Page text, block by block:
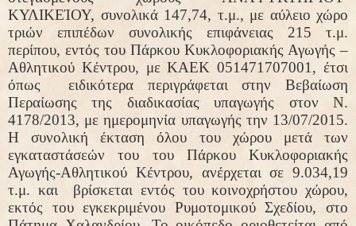
ΚΥΛΙΚΕΊΟΥ, συνολικά 147,74, τ.μ., με αύλειο χώρο
τριών επιπέδων συνολικής επιφάνειας 215 τ.μ.
περίπου, εντός του Πάρκου Κυκλοφοριακής Αγωγής –
Αθλητικού Κέντρου, με ΚΑΕΚ 051471707001, έτσι
όπως
ειδικότερα περιγράφεται στην Βεβαίωση
Περαίωσης της διαδικασίας υπαγωγής στον Ν.
4178/2013, με ημερομηνία υπαγωγής την 13/07/2015.
Η συνολική έκταση όλου του χώρου μετά των
εγκαταστάσεών του του Πάρκου Κυκλοφοριακής
Αγωγής-Αθλητικού Κέντρου, ανέρχεται σε 9.034,19
τ.μ. και
βρίσκεται εντός του κοινοχρήστου χώρου,
εκτός του εγκεκριμένου Ρυμοτομικού Σχεδίου, στο